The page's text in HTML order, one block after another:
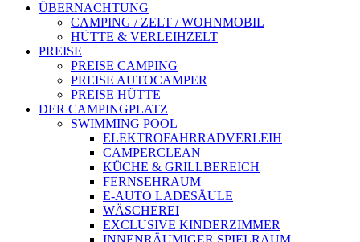
ÜBERNACHTUNG
CAMPING / ZELT / WOHNMOBIL
HÜTTE & VERLEIHZELT
PREISE
PREISE CAMPING
PREISE AUTOCAMPER
PREISE HÜTTE
DER CAMPINGPLATZ
SWIMMING POOL
ELEKTROFAHRRADVERLEIH
CAMPERCLEAN
KÜCHE & GRILLBEREICH
FERNSEHRAUM
E-AUTO LADESÄULE
WÄSCHEREI
EXCLUSIVE KINDERZIMMER
INNENRÄUMIGER SPIELRAUM